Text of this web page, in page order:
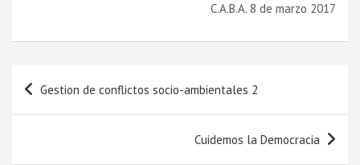
C.A.B.A. 8 de marzo 2017
Navegación
de
Gestion de conflictos socio-ambientales 2
Cuidemos la Democracia